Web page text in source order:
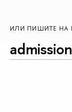
ИЛИ ПИШИТЕ НА